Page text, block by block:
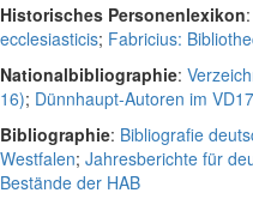
Historisches Personenlexikon:
ecclesiasticis; Fabricius:
Nationalbibliographie:
16); Dünnhaupt-Autoren im VD17
Bibliographie: Bibliografie
Westfalen; Jahresberichte für
Bestände der HAB